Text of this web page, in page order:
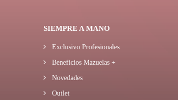
SIEMPRE A MANO
Exclusivo Profesionales
Beneficios Mazuelas +
Novedades
Outlet